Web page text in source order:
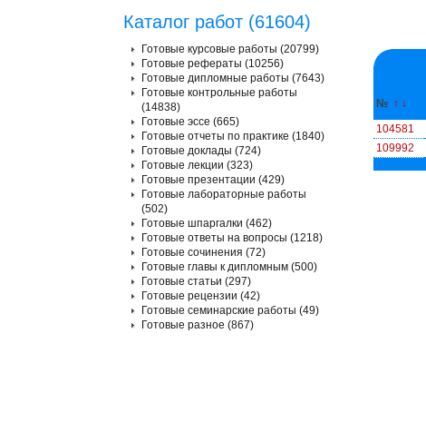
№ ↑ ↓
104581
109992
Каталог работ (61604)
Готовые курсовые работы (20799)
Готовые рефераты (10256)
Готовые дипломные работы (7643)
Готовые контрольные работы
(14838)
Готовые эссе (665)
Готовые отчеты по практике (1840)
Готовые доклады (724)
Готовые лекции (323)
Готовые презентации (429)
Готовые лабораторные работы
(502)
Готовые шпаргалки (462)
Готовые ответы на вопросы (1218)
Готовые сочинения (72)
Готовые главы к дипломным (500)
Готовые статьи (297)
Готовые рецензии (42)
Готовые семинарские работы (49)
Готовые разное (867)